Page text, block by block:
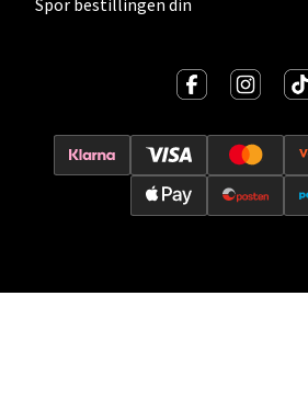
Vitaminveien 7 - 9, 0485 Oslo
Strandtorget, 2609 Lillehammer